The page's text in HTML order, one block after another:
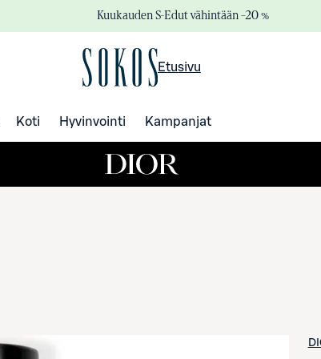
Kuukauden S-Edut vähintään –20 %
Etusivu
Koti Hyvinvointi Kampanjat